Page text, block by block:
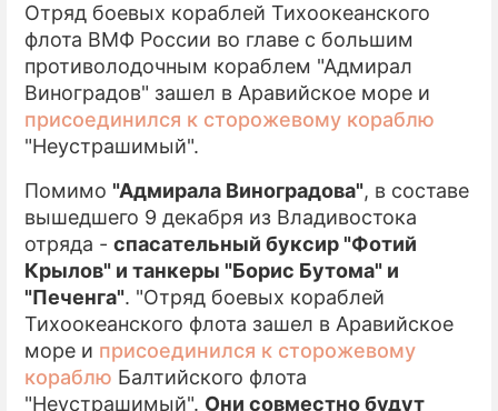
ЭКОНОМИКА
ПРОИСШЕСТВИЯ
СЕРИАЛЫ
ИГРЫ
ПРЕСС-РЕЛИЗЫ
О ПРОЕКТЕ
Отряд боевых кораблей Тихоокеанского
флота ВМФ России во главе с большим
противолодочным кораблем "Адмирал
Виноградов" зашел в Аравийское море и
присоединился к сторожевому кораблю
"Неустрашимый".
Помимо "Адмирала Виноградова", в составе
вышедшего 9 декабря из Владивостока
отряда - спасательный буксир "Фотий
Крылов" и танкеры "Борис Бутома" и
"Печенга". "Отряд боевых кораблей
Тихоокеанского флота зашел в Аравийское
море и присоединился к сторожевому
кораблю Балтийского флота
"Неустрашимый". Они совместно будут